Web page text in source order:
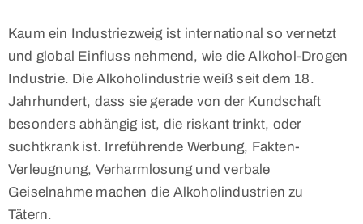
Kaum ein Industriezweig ist international so vernetzt
und global Einfluss nehmend, wie die Alkohol-Drogen
Industrie. Die Alkoholindustrie weiß seit dem 18.
Jahrhundert, dass sie gerade von der Kundschaft
besonders abhängig ist, die riskant trinkt, oder
suchtkrank ist. Irreführende Werbung, Fakten-
Verleugnung, Verharmlosung und verbale
Geiselnahme machen die Alkoholindustrien zu
Tätern.